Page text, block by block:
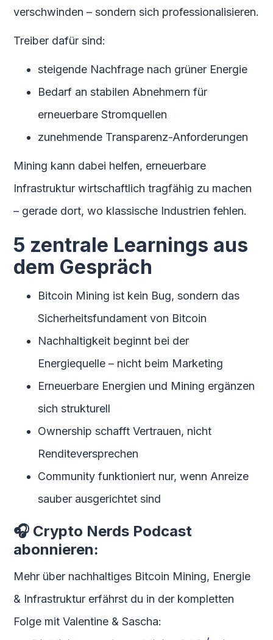
verschwinden – sondern sich professionalisieren.
Treiber dafür sind:
steigende Nachfrage nach grüner Energie
Bedarf an stabilen Abnehmern für
erneuerbare Stromquellen
zunehmende Transparenz-Anforderungen
Mining kann dabei helfen, erneuerbare
Infrastruktur wirtschaftlich tragfähig zu machen
– gerade dort, wo klassische Industrien fehlen.
5 zentrale Learnings aus
dem Gespräch
Bitcoin Mining ist kein Bug, sondern das
Sicherheitsfundament von Bitcoin
Nachhaltigkeit beginnt bei der
Energiequelle – nicht beim Marketing
Erneuerbare Energien und Mining ergänzen
sich strukturell
Ownership schafft Vertrauen, nicht
Renditeversprechen
Community funktioniert nur, wenn Anreize
sauber ausgerichtet sind
🎧 Crypto Nerds Podcast
abonnieren:
Mehr über nachhaltiges Bitcoin Mining, Energie
& Infrastruktur erfährst du in der kompletten
Folge mit Valentine & Sascha: